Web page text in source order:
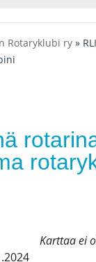
Rotaryklubi ry »
Karttaa ei